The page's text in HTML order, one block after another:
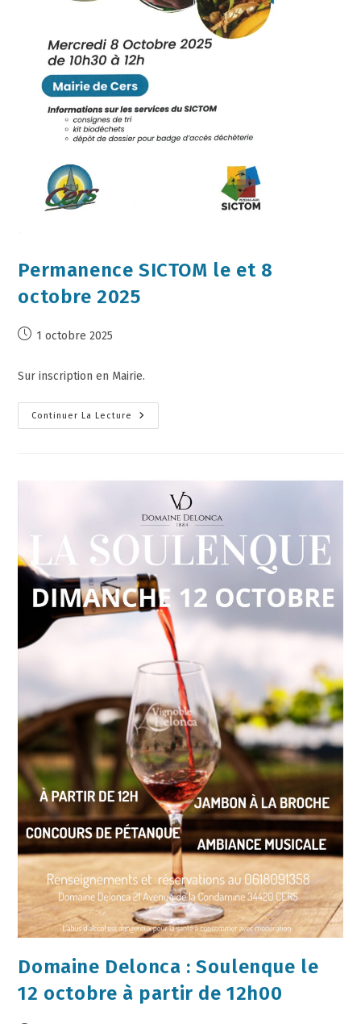
Permanence SICTOM le et 8
octobre 2025
1 octobre 2025
Sur inscription en Mairie.
Continuer La Lecture
Domaine Delonca : Soulenque le
12 octobre à partir de 12h00